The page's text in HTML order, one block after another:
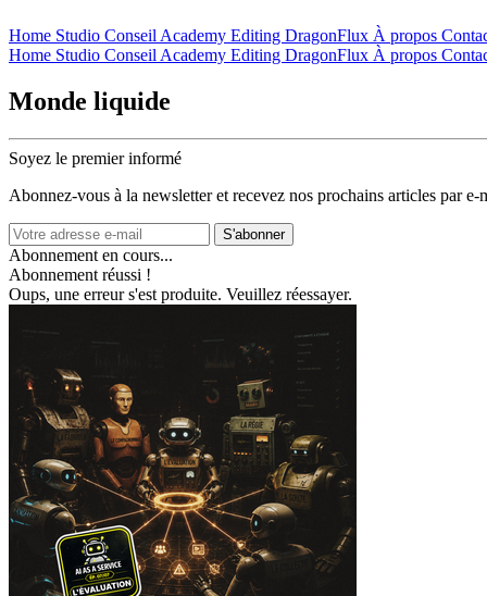
Home Studio Conseil Academy Editing DragonFlux À propos
Home Studio Conseil Academy Editing DragonFlux À propos
Monde liquide
Soyez le premier informé
Abonnez‑vous à la newsletter et recevez nos prochains articles par
S'abonner
Abonnement en cours...
Abonnement réussi !
Oups, une erreur s'est produite. Veuillez réessayer.